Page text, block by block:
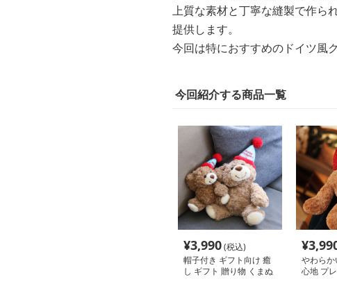
上質な素材と丁寧な縫製で作ら
提供します。
今回は特におすすめのドイツ風
今回紹介する商品一覧
¥3,990(税込)
帽子付き ギフト向け 癒
し ギフト 贈り物 くまぬ
¥
やわらか
心地 プ